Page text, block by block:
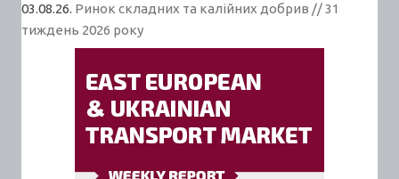
03.08.26. Ринок складних та калійних добрив // 31
тиждень 2026 року